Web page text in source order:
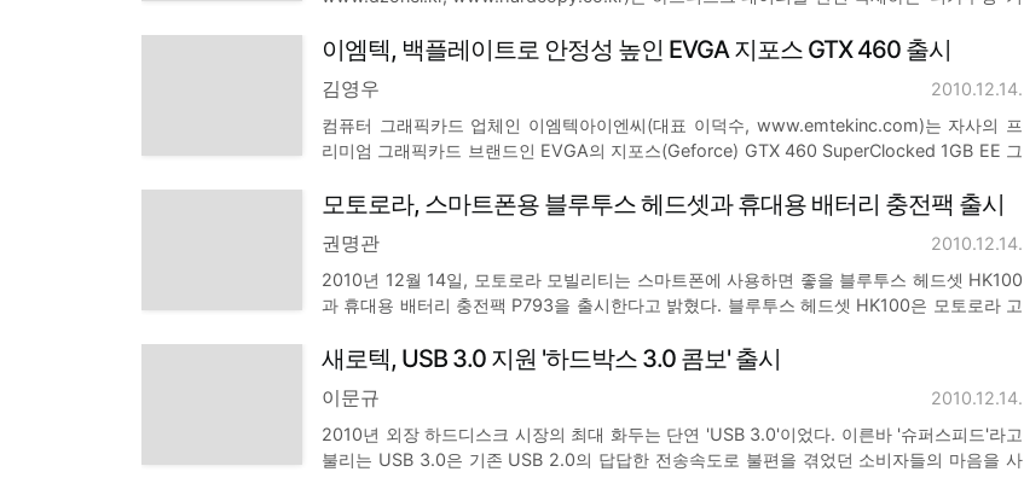
으로 반드시 필요한 기능이라고 말했다. 아울러
이엠텍, 백플레이트로 안정성 높인 EVGA 지포스 GTX 460 출시
김영우
2010.12.14.
컴퓨터 그래픽카드 업체인 이엠텍아이엔씨(대표 이덕수, www.emtekinc.com)는 자사의 프
리미엄 그래픽카드 브랜드인 EVGA의 지포스(Geforce) GTX 460 SuperClocked 1GB EE 그
루미늄 판으로 그래픽카드 기판 후면에 장착되어 기판의 휨
모토로라, 스마트폰용 블루투스 헤드셋과 휴대용 배터리 충전팩 출시
권명관
2010.12.14.
2010년 12월 14일, 모토로라 모빌리티는 스마트폰에 사용하면 좋을 블루투스 헤드셋 HK100
과 휴대용 배터리 충전팩 P793을 출시한다고 밝혔다. 블루투스 헤드셋 HK100은 모토로라 고
한번 충전으로 최대 12시간까지 연속으로 통화할 수도 있다. 또한,
새로텍, USB 3.0 지원 '하드박스 3.0 콤보' 출시
이문규
2010.12.14.
2010년 외장 하드디스크 시장의 최대 화두는 단연 'USB 3.0'이었다. 이른바 '슈퍼스피드'라고
불리는 USB 3.0은 기존 USB 2.0의 답답한 전송속도로 불편을 겪었던 소비자들의 마음을 사